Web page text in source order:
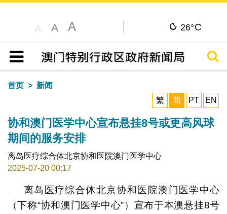
A A A 26°C
目录
搜寻
首页
新闻
繁
简 PT EN
协和澳门医学中心宣布悬挂8号或更高风球
期间的服务安排
离岛医疗综合体北京协和医院澳门医学中心
2025-07-20 00:17
离岛医疗综合体北京协和医院澳门医学中心
（下称“协和澳门医学中心”）宣布于本澳悬挂8号